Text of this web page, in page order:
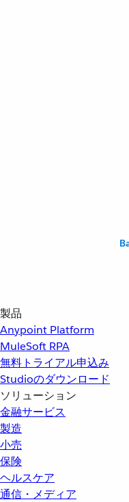
製品
Anypoint Platform
MuleSoft RPA
無料トライアル申込み
Studioのダウンロード
ソリューション
金融サービス
製造
小売
保険
ヘルスケア
通信・メディア